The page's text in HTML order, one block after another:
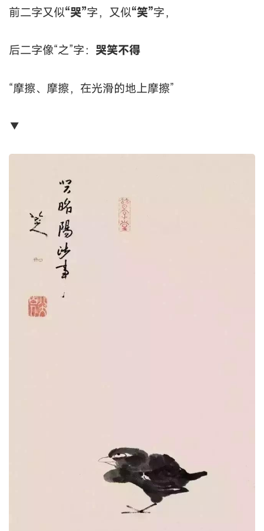
前二字又似“哭”字，又似“笑”字，
后二字像“之”字： 哭笑不得
“摩擦、摩擦，在光滑的地上摩擦”
▼